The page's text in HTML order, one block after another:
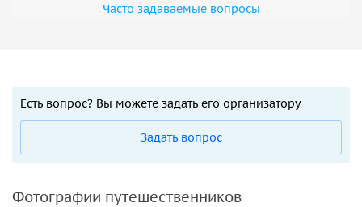
Часто задаваемые вопросы
Есть вопрос? Вы можете задать его организатору
Задать вопрос
Фотографии путешественников